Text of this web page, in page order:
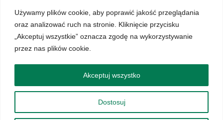
Używamy plików cookie, aby poprawić jakość przeglądania
oraz analizować ruch na stronie. Kliknięcie przycisku
„Akceptuj wszystkie” oznacza zgodę na wykorzystywanie
przez nas plików cookie.
Dostosuj
Akceptuj wszystko
Program Stypendiów Pomostowych
Program Projektor
Polish-American Internship Initiative
Konferencje